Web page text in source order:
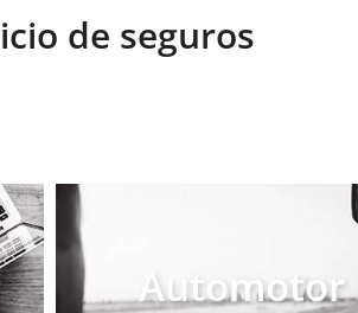
de seguros
Automotor